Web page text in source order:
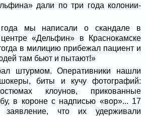
дали по три года колонии-
мы написали о скандале в
«Дельфин» в Краснокамске
в милицию прибежал пациент и
там бьют и пытают!»
штурмом. Оперативники нашли
биты и кучу фотографий:
клоунов, прикованные
в короне с надписью «вор»... 17
заявление, что их удерживали